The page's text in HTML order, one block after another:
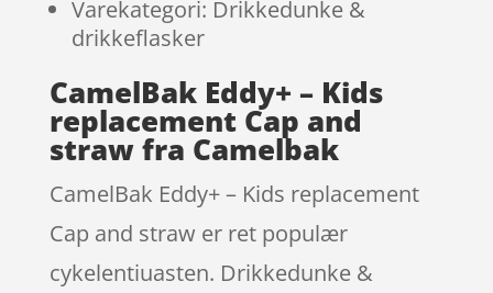
Varekategori: Drikkedunke &
drikkeflasker
CamelBak Eddy+ – Kids
replacement Cap and
straw fra Camelbak
CamelBak Eddy+ – Kids replacement
Cap and straw er ret populær
cykelentiuasten. Drikkedunke &